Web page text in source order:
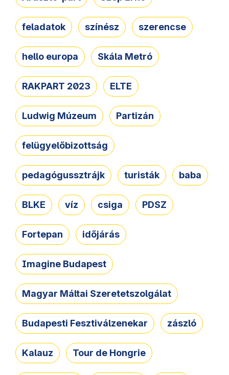
feladatok színész szerencse
hello europa Skála Metró
RAKPART 2023 ELTE
Ludwig Múzeum Partizán
felügyelőbizottság
pedagógussztrájk turisták baba
BLKE víz csiga PDSZ
Fortepan időjárás
Imagine Budapest
Magyar Máltai Szeretetszolgálat
Budapesti Fesztiválzenekar zászló
Kalauz Tour de Hongrie